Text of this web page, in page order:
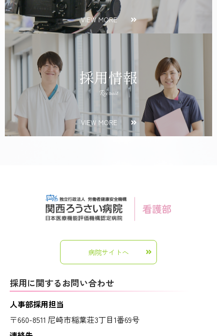
VIEW MORE
採用情報
Recruit
VIEW MORE
病院サイトへ
採用に関するお問い合わせ
人事部採用担当
〒660-8511 尼崎市稲葉荘3丁目1番69号